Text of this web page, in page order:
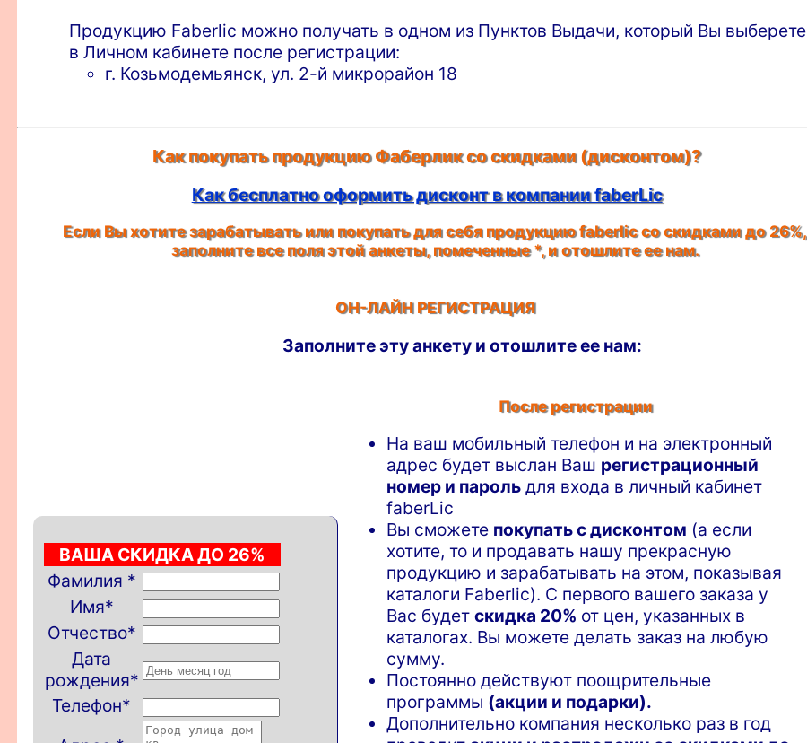
Продукцию Faberlic можно получать в одном из Пунктов Выдачи, который Вы выберете
в Личном кабинете после регистрации:
г. Козьмодемьянск, ул. 2-й микрорайон 18
Как покупать продукцию Фаберлик со скидками (дисконтом)?
Как бесплатно оформить дисконт в компании faberLic
Если Вы хотите зарабатывать или покупать для себя продукцию faberlic со скидками до 26%,
заполните все поля этой анкеты, помеченные*, и отошлите ее нам.
ОН-ЛАЙН РЕГИСТРАЦИЯ
Заполните эту анкету и отошлите ее нам:
ВАША СКИДКА ДО 26%
Фамилия *
Имя*
Отчество*
Дата
рождения*
Телефон*
После регистрации
На ваш мобильный телефон и на электронный
адрес будет выслан Ваш регистрационный
номер и парольдля входа в личный кабинет
faberLic
Вы сможете покупать с дисконтом (а если
хотите, то и продавать нашу прекрасную
продукцию и зарабатывать на этом, показывая
каталоги Faberlic). С первого вашего заказа у
Вас будет скидка 20% от цен, указанных в
каталогах. Вы можете делать заказ на любую
сумму.
Постоянно действуют поощрительные
программы (акции и подарки).
Дополнительно компания несколько раз в год